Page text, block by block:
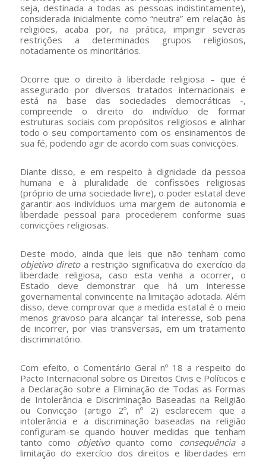
seja, destinada a todas as pessoas indistintamente),
considerada inicialmente como “neutra” em relação às
religiões, acaba por, na prática, impingir severas
restrições a determinados grupos religiosos,
notadamente os minoritários.
Ocorre que o direito à liberdade religiosa – que é
assegurado por diversos tratados internacionais e
está na base das sociedades democráticas -,
compreende o direito do indivíduo de formar
estruturas sociais com propósitos religiosos e alinhar
todo o seu comportamento com os ensinamentos de
sua fé, podendo agir de acordo com suas convicções.
Diante disso, e em respeito à dignidade da pessoa
humana e à pluralidade de confissões religiosas
(próprio de uma sociedade livre), o poder estatal deve
garantir aos indivíduos uma margem de autonomia e
liberdade pessoal para procederem conforme suas
convicções religiosas.
Deste modo, ainda que leis que não tenham como
objetivo diretoa restrição significativa do exercício da
liberdade religiosa, caso esta venha a ocorrer, o
Estado deve demonstrar que há um interesse
governamental convincente na limitação adotada. Além
disso, deve comprovar que a medida estatal é o meio
menos gravoso para alcançar tal interesse, sob pena
de incorrer, por vias transversas, em um tratamento
discriminatório.
Com efeito, o Comentário Geral nº 18 a respeito do
Pacto Internacional sobre os Direitos Civis e Políticos e
a Declaração sobre a Eliminação de Todas as Formas
de Intolerância e Discriminação Baseadas na Religião
ou Convicção (artigo 2º, nº 2) esclarecem que a
intolerância e a discriminação baseadas na religião
configuram-se quando houver medidas que tenham
tanto como objetivoquanto como consequênciaa
limitação do exercício dos direitos e liberdades em